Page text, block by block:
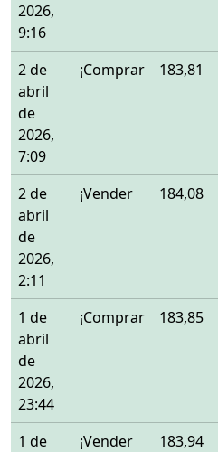
2026,
9:16
2 de
abril
de
2026,
7:09
¡Comprar 183,81
2 de
abril
de
2026,
2:11
¡Vender 184,08
1 de
abril
de
2026,
23:44
¡Comprar 183,85
1 de
¡Vender 183,94